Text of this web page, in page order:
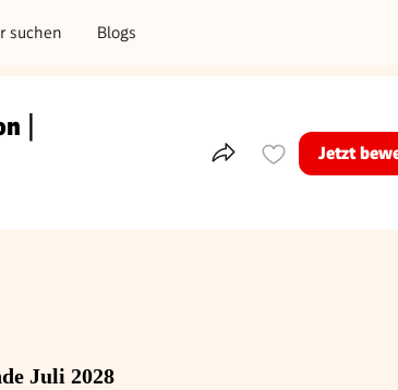
suchen Blogs
|
Teile dieses Inserat
Jetzt
Juli 2028